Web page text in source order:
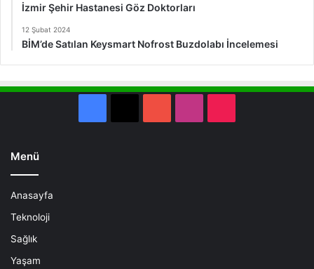
İzmir Şehir Hastanesi Göz Doktorları
12 Şubat 2024
BİM’de Satılan Keysmart Nofrost Buzdolabı İncelemesi
Menü
Anasayfa
Teknoloji
Sağlık
Yaşam